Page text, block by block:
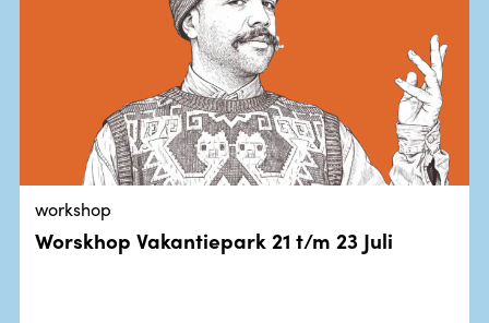
workshop
Worskhop Vakantiepark 21 t/m 23 Juli